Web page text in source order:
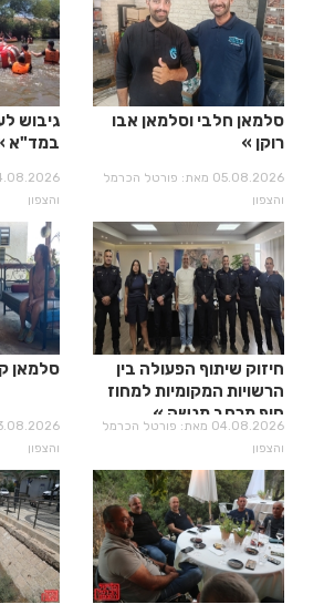
סלמאן חלבי וסלמאן אבו
רוקן
05.08.2026 מאת: פורטל הכרמל
והצפון
גיבוש
במד"א
והצפון
חיזוק שיתוף הפעולה בין
הרשויות המקומיות למחוז
חוף מרחב מנשה
04.08.2026 מאת: פורטל הכרמל
והצפון
סלמאן
והצפון